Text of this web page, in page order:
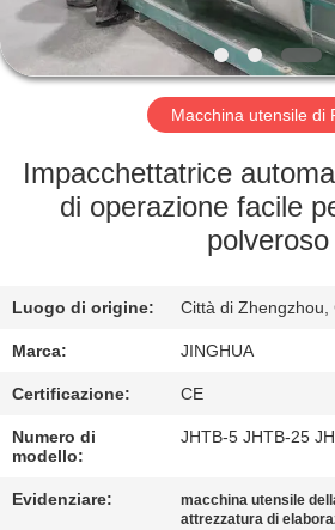
SPETTACOLO
VR
SU
VISITA
ALLA
FABBRICA
CONTROLLO
DELLA
Macchina utensile di
Impacchettatrice
di operazione facile
polveroso
Luogo di origine: Città di Zhengzhou,
Marca: JINGHUA
Certificazione: CE
Numero di
modello:
JHTB-5 JHTB-25
Evidenziare: macchina utensile
attrezzatura di